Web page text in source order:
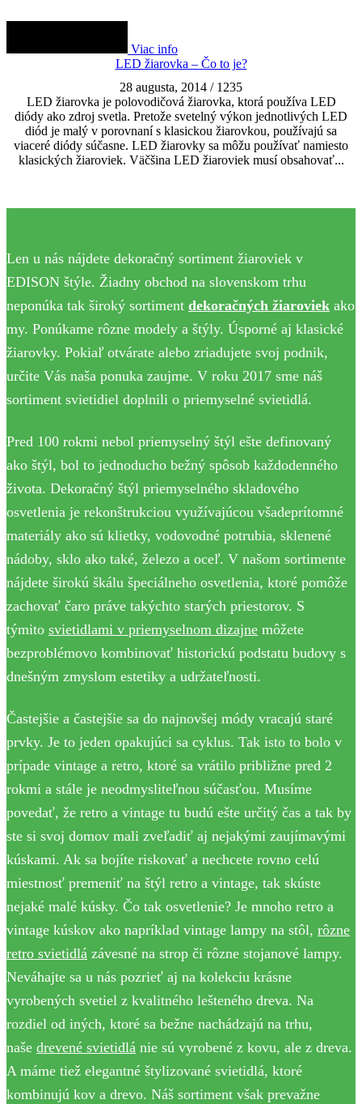
Viac info
LED žiarovka – Čo to je?
28 augusta, 2014 / 1235
LED žiarovka je polovodičová žiarovka, ktorá používa LED
diódy ako zdroj svetla. Pretože svetelný výkon jednotlivých LED
diód je malý v porovnaní s klasickou žiarovkou, používajú sa
viaceré diódy súčasne. LED žiarovky sa môžu používať namiesto
klasických žiaroviek. Väčšina LED žiaroviek musí obsahovať...
Len u nás nájdete dekoračný sortiment žiaroviek v
EDISON štýle. Žiadny obchod na slovenskom trhu
neponúka tak široký sortiment dekoračných žiaroviek ako
my. Ponúkame rôzne modely a štýly. Úsporné aj klasické
žiarovky. Pokiaľ otvárate alebo zriadujete svoj podnik,
určite Vás naša ponuka zaujme. V roku 2017 sme náš
sortiment svietidiel doplnili o priemyselné svietidlá.
Pred 100 rokmi nebol priemyselný štýl ešte definovaný
ako štýl, bol to jednoducho bežný spôsob každodenného
života. Dekoračný štýl priemyselného skladového
osvetlenia je rekonštrukciou využívajúcou všadeprítomné
materiály ako sú klietky, vodovodné potrubia, sklenené
nádoby, sklo ako také, železo a oceľ. V našom sortimente
nájdete širokú škálu špeciálneho osvetlenia, ktoré pomôže
zachovať čaro práve takýchto starých priestorov. S
týmito svietidlami v priemyselnom dizajne môžete
bezproblémovo kombinovať historickú podstatu budovy s
dnešným zmyslom estetiky a udržateľnosti.
Častejšie a častejšie sa do najnovšej módy vracajú staré
prvky. Je to jeden opakujúci sa cyklus. Tak isto to bolo v
prípade vintage a retro, ktoré sa vrátilo približne pred 2
rokmi a stále je neodmysliteľnou súčasťou. Musíme
povedať, že retro a vintage tu budú ešte určitý čas a tak by
ste si svoj domov mali zveľadiť aj nejakými zaujímavými
kúskami. Ak sa bojíte riskovať a nechcete rovno celú
miestnosť premeniť na štýl retro a vintage, tak skúste
nejaké malé kúsky. Čo tak osvetlenie? Je mnoho retro a
vintage kúskov ako napríklad vintage lampy na stôl, rôzne
retro svietidlá závesné na strop či rôzne stojanové lampy.
Neváhajte sa u nás pozrieť aj na kolekciu krásne
vyrobených svetiel z kvalitného lešteného dreva. Na
rozdiel od iných, ktoré sa bežne nachádzajú na trhu,
naše drevené svietidlá nie sú vyrobené z kovu, ale z dreva.
A máme tiež elegantné štylizované svietidlá, ktoré
kombinujú kov a drevo. Náš sortiment však prevažne